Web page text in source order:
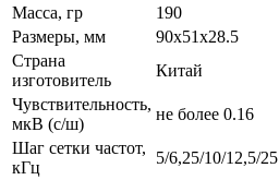
Масса, гр
190
Размеры, мм
90x51x28.5
Страна
изготовитель
Китай
Чувствительность,
мкВ (с/ш)
не более 0.16
Шаг сетки частот,
кГц
5/6,25/10/12,5/25